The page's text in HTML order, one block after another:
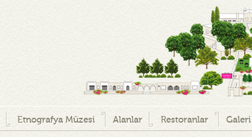
Etnografya Müzesi Alanlar Restoranlar Galeri